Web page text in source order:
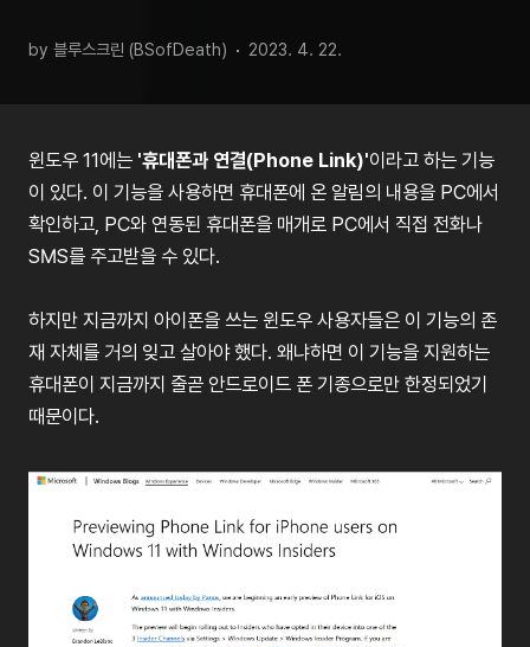
by 블루스크린 (BSofDeath) 2023. 4. 22.
윈도우 11에는 '휴대폰과 연결(Phone Link)'이라고 하는 기능
이 있다. 이 기능을 사용하면 휴대폰에 온 알림의 내용을 PC에서
확인하고, PC와 연동된 휴대폰을 매개로 PC에서 직접 전화나
SMS를 주고받을 수 있다.
하지만 지금까지 아이폰을 쓰는 윈도우 사용자들은 이 기능의 존
재 자체를 거의 잊고 살아야 했다. 왜냐하면 이 기능을 지원하는
휴대폰이 지금까지 줄곧 안드로이드 폰 기종으로만 한정되었기
때문이다.